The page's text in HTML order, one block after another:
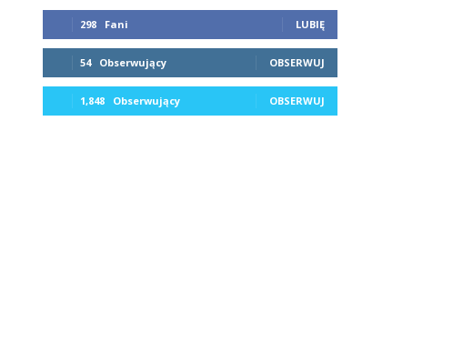
298 Fani LUBIĘ
54 Obserwujący OBSERWUJ
1,848 Obserwujący OBSERWUJ